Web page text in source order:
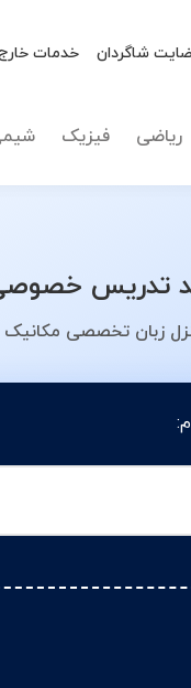
شاگردان خدمات
ریاضی فیزیک
تدریس
زبان تخصصی مکانیک